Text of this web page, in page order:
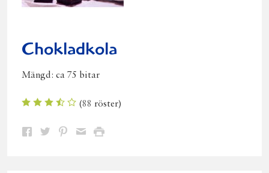
Chokladkola
Mängd: ca 75 bitar
(88 röster)
Dela Dela Dela DelaSkriv